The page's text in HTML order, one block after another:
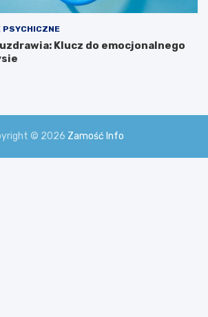
PSYCHICZNE
Klucz do emocjonalnego
© 2026 Zamość Info